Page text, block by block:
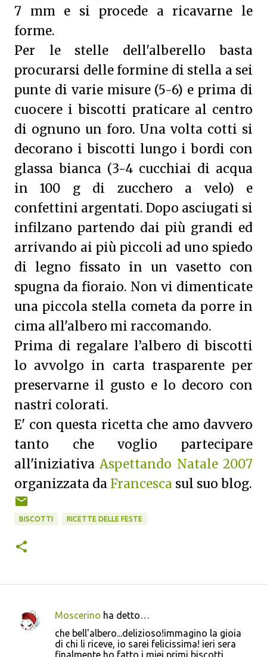
7 mm e si procede a ricavarne le
forme.
Per le stelle dell'alberello basta
procurarsi delle formine di stella a sei
punte di varie misure (5-6) e prima di
cuocere i biscotti praticare al centro
di ognuno un foro. Una volta cotti si
decorano i biscotti lungo i bordi con
glassa bianca (3-4 cucchiai di acqua
in 100 g di zucchero a velo) e
confettini argentati. Dopo asciugati si
infilzano partendo dai più grandi ed
arrivando ai più piccoli ad uno spiedo
di legno fissato in un vasetto con
spugna da fioraio. Non vi dimenticate
una piccola stella cometa da porre in
cima all'albero mi raccomando.
Prima di regalare l’albero di biscotti
lo avvolgo in carta trasparente per
preservarne il gusto e lo decoro con
nastri colorati.
E' con questa ricetta che amo davvero
tanto che voglio partecipare
all'iniziativaAspettando Natale 2007
organizzata daFrancesca sul suo blog.
BISCOTTI RICETTE DELLE FESTE
C
Moscerino ha detto…
che bell'albero...delizioso!immagino la gioia
di chi li riceve, io sarei felicissima! ieri sera
finalmente ho fatto i miei primi biscotti